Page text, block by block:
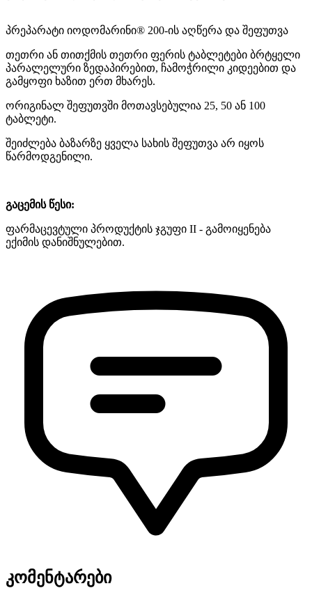
პრეპარატი იოდომარინი® 200-ის აღწერა და შეფუთვა
თეთრი ან თითქმის თეთრი ფერის ტაბლეტები ბრტყელი
პარალელური ზედაპირებით, ჩამოჭრილი კიდეებით და
გამყოფი ხაზით ერთ მხარეს.
ორიგინალ შეფუთვში მოთავსებულია 25, 50 ან 100
ტაბლეტი.
შეიძლება ბაზარზე ყველა სახის შეფუთვა არ იყოს
წარმოდგენილი.
გაცემის წესი:
ფარმაცევტული პროდუქტის ჯგუფი II - გამოიყენება
ექიმის დანიშნულებით.
კომენტარები